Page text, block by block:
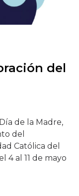
del
de la Madre,
del
Católica del
4 al 11 de mayo